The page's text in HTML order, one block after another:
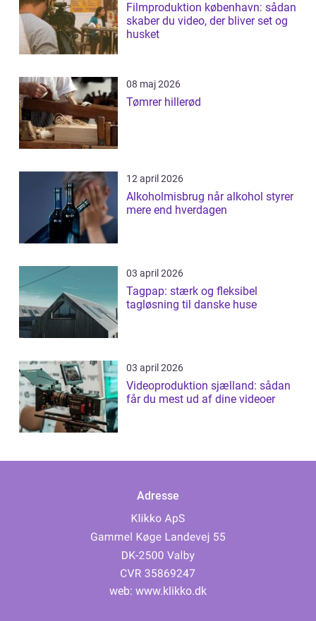
Filmproduktion københavn: sådan
skaber du video, der bliver set og
husket
08 maj 2026
Tømrer hillerød
12 april 2026
Alkoholmisbrug når alkohol styrer
mere end hverdagen
03 april 2026
Tagpap: stærk og fleksibel
tagløsning til danske huse
03 april 2026
Videoproduktion sjælland: sådan
får du mest ud af dine videoer
Adresse
web: www.klikko.dk